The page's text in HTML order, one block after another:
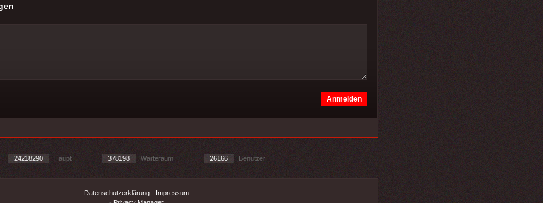
24218290 Haupt 378198 Warteraum 26166 Benutzer
Datenschutzerklärung- Impressum